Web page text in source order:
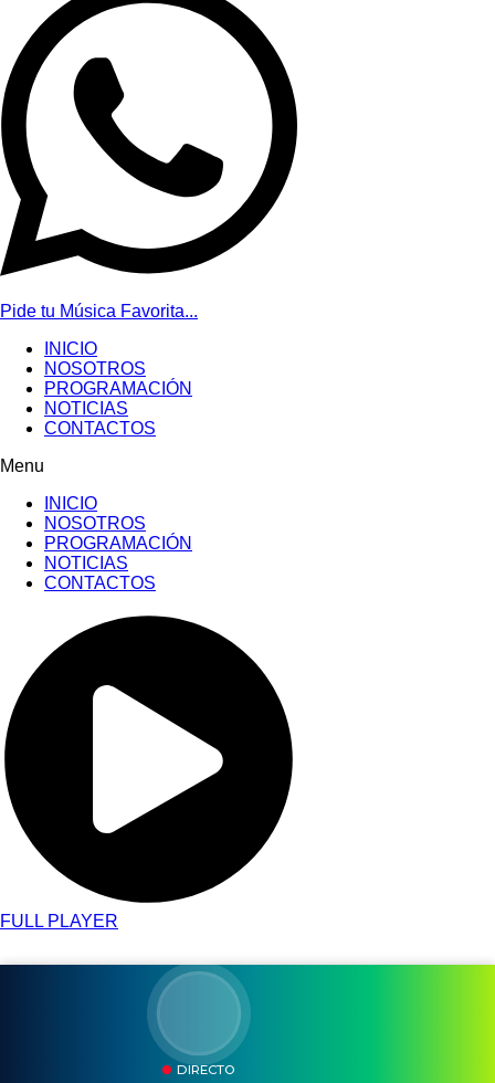
Pide tu Música Favorita...
INICIO
NOSOTROS
PROGRAMACIÓN
NOTICIAS
CONTACTOS
Menu
INICIO
NOSOTROS
PROGRAMACIÓN
NOTICIAS
CONTACTOS
FULL PLAYER
DIRECTO